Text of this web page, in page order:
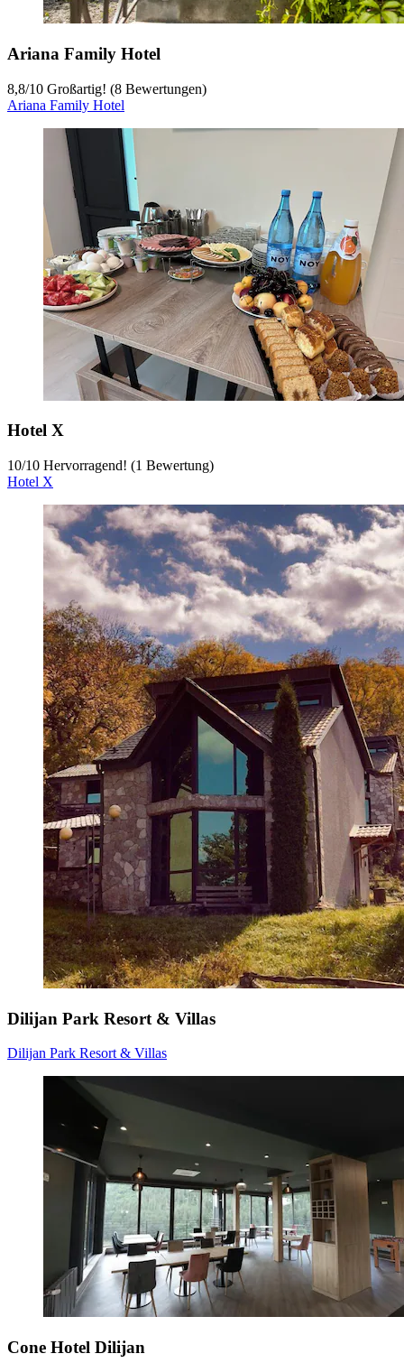
Ariana Family Hotel
8,8/10 Großartig! (8 Bewertungen)
Ariana Family Hotel
Hotel X
10/10 Hervorragend! (1 Bewertung)
Hotel X
Dilijan Park Resort & Villas
Dilijan Park Resort & Villas
Cone Hotel Dilijan